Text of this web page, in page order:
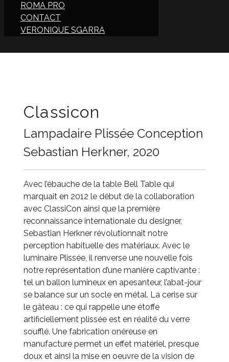
ROMA PRO
CONTACT
VERONIQUE SGARRA
Classicon
Lampadaire Plissée Conception
Sebastian Herkner, 2020
Avec l’ébauche de la table Bell Table qui
marquait en 2012 le début de la collaboration
avec ClassiCon ainsi que la première
reconnaissance internationale du designer,
Sebastian Herkner révolutionnait notre
perception habituelle des matériaux. Avec le
luminaire Plissée, il renverse une nouvelle fois
notre représentation d’une manière captivante :
tel un ballon lumineux en apesanteur, l’abat-jour
se balance sur un socle en métal. La cerise sur
le gâteau : ce qui rappelle une étoffe
artificiellement plissée est en réalité du verre
soufflé. Une fabrication onéreuse en
manufacture permet un effet matériel, presque
doux et ainsi la mise en oeuvre de la vision de